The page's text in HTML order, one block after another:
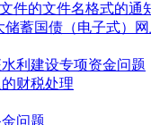
件的文件名格式的通
蓄国债（电子式）
利建设专项资金问题
财税处理
问题